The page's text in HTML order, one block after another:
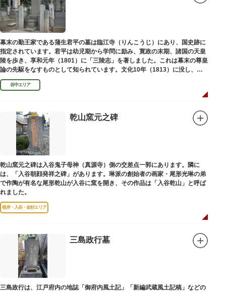
幕末の勤王家である蒲生君平の墓は臨江寺（りんこうじ）にあり、国史跡に
指定されています。君平は幼児期から学問に励み、寛政の末期、諸国の天皇
陵を歩き、享和元年（1801）に「三陵志」を著しました。これは幕末の尊皇
論の先駆をなすものとして知られています。文化10年（1813）に没し、高
山彦三郎や林子平と共に「寛政三奇人」の一人にあげられています。
谷中エリア
乾山窯元之碑
乾山窯元之碑は入谷鬼子母神（真源寺）側の交差点一郭にあります。隣に
は、「入谷朝顔発祥之碑」があります。琳派の創始者の画家・尾形光琳の弟
で作陶が有名な尾形乾山が入谷に窯を開き、その作品は「入谷乾山」と呼ば
れました。
根岸・入谷・金杉エリア
三島政行墓
三島政行は、江戸府内の地誌「御府内風土記」「新編武蔵風土記稿」などの